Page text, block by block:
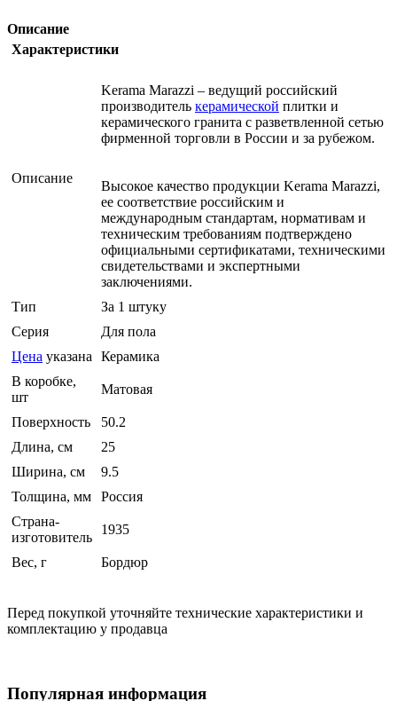
Описание
Характеристики
Описание
Kerama Marazzi – ведущий российский
производитель керамической плитки и
керамического гранита с разветвленной сетью
фирменной торговли в России и за рубежом.
Высокое качество продукции Kerama Marazzi,
ее соответствие российским и
международным стандартам, нормативам и
техническим требованиям подтверждено
официальными сертификатами, техническими
свидетельствами и экспертными
заключениями.
Тип
За 1 штуку
Серия
Для пола
Цена указана Керамика
В коробке,
шт
Матовая
Поверхность
50.2
Длина, см
25
Ширина, см
9.5
Толщина, мм
Россия
Страна-
изготовитель
1935
Вес, г Бордюр
Перед покупкой уточняйте технические характеристики и
комплектацию у продавца
Популярная информация